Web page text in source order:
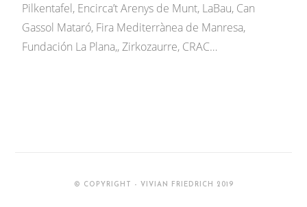
Pilkentafel, Encirca’t Arenys de Munt, LaBau, Can
Gassol Mataró, Fira Mediterrànea de Manresa,
Fundación La Plana,, Zirkozaurre, CRAC…
© COPYRIGHT - VIVIAN FRIEDRICH 2019